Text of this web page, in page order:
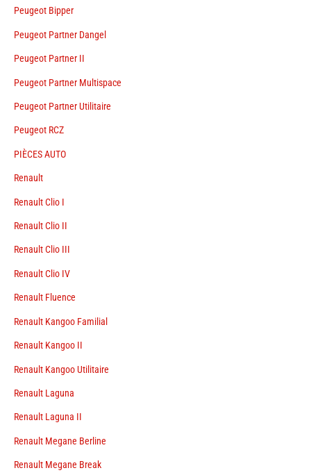
Peugeot Bipper
Peugeot Partner Dangel
Peugeot Partner II
Peugeot Partner Multispace
Peugeot Partner Utilitaire
Peugeot RCZ
PIÈCES AUTO
Renault
Renault Clio I
Renault Clio II
Renault Clio III
Renault Clio IV
Renault Fluence
Renault Kangoo Familial
Renault Kangoo II
Renault Kangoo Utilitaire
Renault Laguna
Renault Laguna II
Renault Megane Berline
Renault Megane Break